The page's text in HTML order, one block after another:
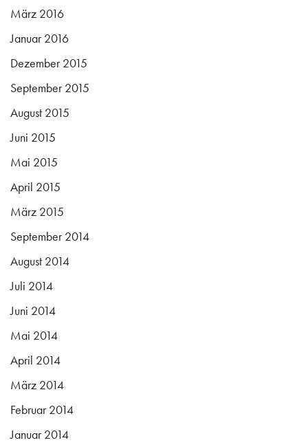
März 2016
Januar 2016
Dezember 2015
September 2015
August 2015
Juni 2015
Mai 2015
April 2015
März 2015
September 2014
August 2014
Juli 2014
Juni 2014
Mai 2014
April 2014
März 2014
Februar 2014
Januar 2014